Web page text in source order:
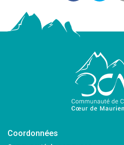
Coordonnées